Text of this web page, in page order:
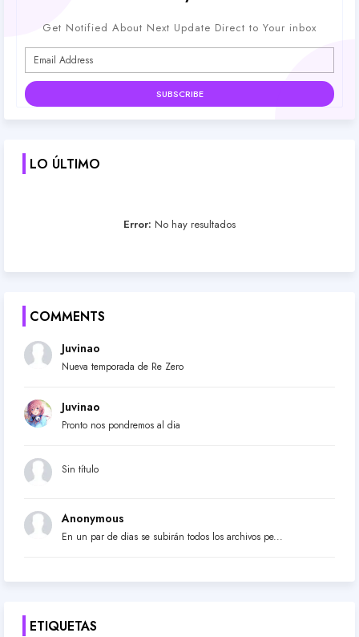
Get Notified About Next Update Direct to Your inbox
LO ÚLTIMO
Error: No hay resultados
COMMENTS
Juvinao
Nueva temporada de Re Zero
Juvinao
Pronto nos pondremos al dia
Sin título
Anonymous
En un par de dias se subirán todos los archivos pe...
ETIQUETAS